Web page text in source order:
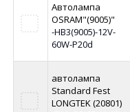
Автолампа
OSRAM"(9005)"
-HB3(9005)-12V-
60W-P20d
автолампа
Standard Fest
LONGTEK (20801)